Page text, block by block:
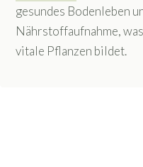
gesundes Bodenleben
Nährstoffaufnahme,
vitale Pflanzen bildet.